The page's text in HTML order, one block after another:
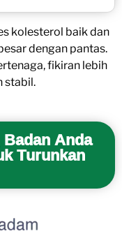
kolesterol baik dan
dengan pantas.
fikiran lebih
stabil.
Anda
Turunkan